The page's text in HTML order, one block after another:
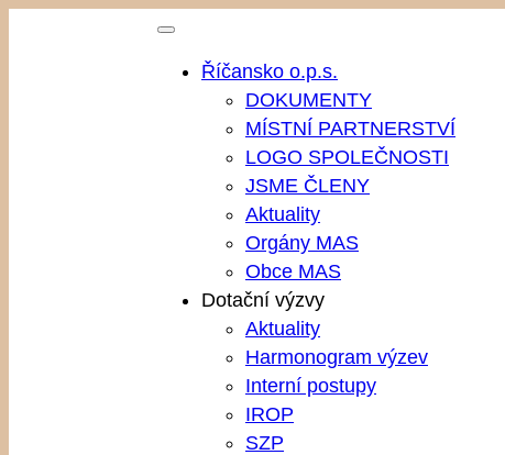
Říčansko o.p.s.
DOKUMENTY
MÍSTNÍ PARTNERSTVÍ
LOGO SPOLEČNOSTI
JSME ČLENY
Aktuality
Orgány MAS
Obce MAS
Dotační výzvy
Aktuality
Harmonogram výzev
Interní postupy
IROP
SZP